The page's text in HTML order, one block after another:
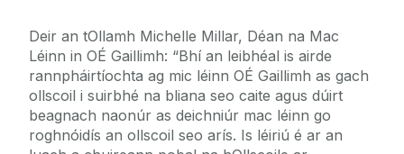
Deir an tOllamh Michelle Millar, Déan na Mac
Léinn in OÉ Gaillimh: “Bhí an leibhéal is airde
rannpháirtíochta ag mic léinn OÉ Gaillimh as gach
ollscoil i suirbhé na bliana seo caite agus dúirt
beagnach naonúr as deichniúr mac léinn go
roghnóidís an ollscoil seo arís. Is léiriú é ar an